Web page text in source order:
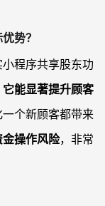
势？
程序共享股东功
它能显著提升顾客
个新顾客都带来
操作风险，非常